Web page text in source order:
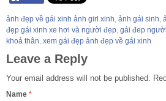
ảnh đẹp về gái xinh ảnh girl xinh, ảnh gái sinh,
đẹp gái xinh xe hơi và người đẹp, gái đep
khoả thân, xem gái đẹp ảnh đẹp về gái xinh
Leave a Reply
Your email address will not be published.
Name *